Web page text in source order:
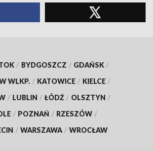
/ BYDGOSZCZ / GDAŃSK /
WLKP. / KATOWICE / KIELCE /
/ LUBLIN / ŁÓDŹ / OLSZTYN /
/ POZNAŃ / RZESZÓW /
/ WARSZAWA / WROCŁAW